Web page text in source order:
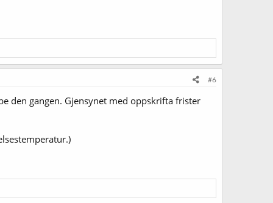
#6
den gangen. Gjensynet med oppskrifta frister